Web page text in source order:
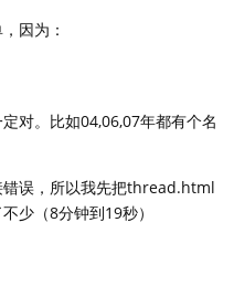
因为：
对。比如04,06,07年都有个名
错误，所以我先把thread.html
少（8分钟到19秒）